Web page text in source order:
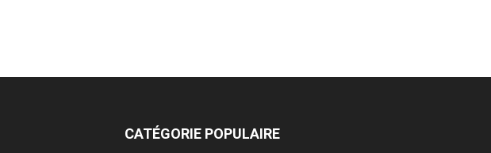
CATÉGORIE POPULAIRE